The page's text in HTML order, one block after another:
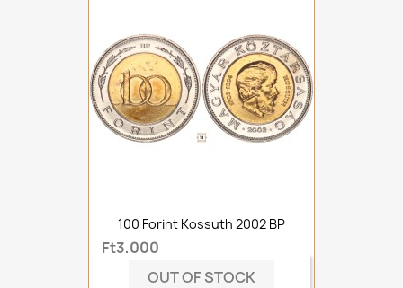
100 Forint Kossuth 2002 BP
Ft3,000
OUT OF STOCK